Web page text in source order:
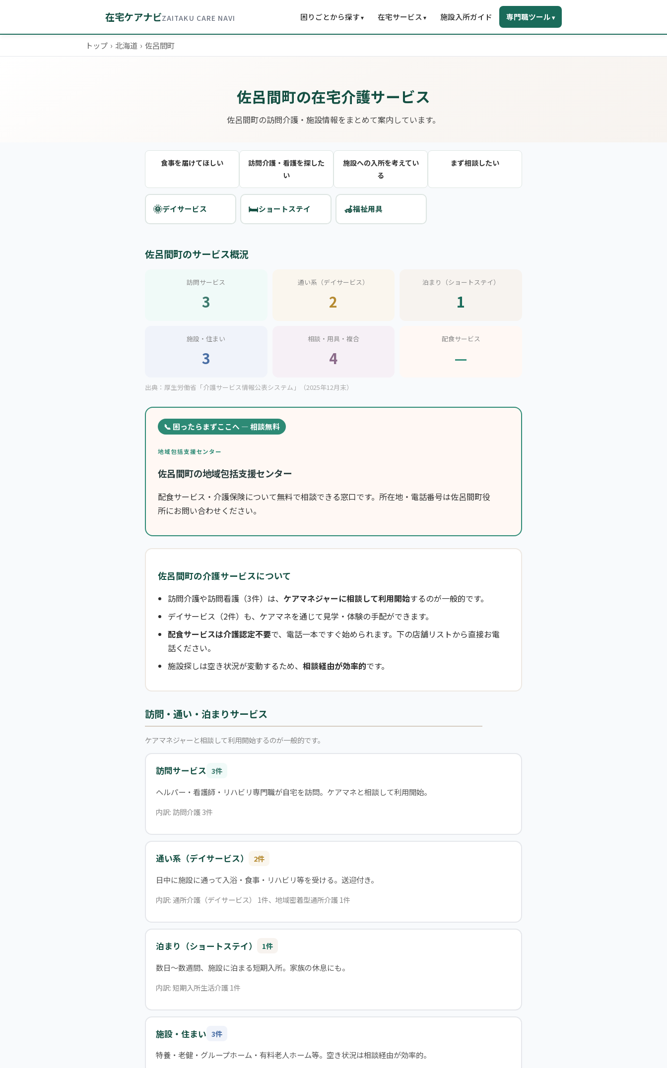
在宅ケアナビZAITAKU CARE NAVI 困りごとから探す▾ 在宅サービス ▾ 施設入所ガイド 専門職ツール▾
トップ › 北海道 › 佐呂間町
佐呂間町の在宅介護サービス
佐呂間町の訪問介護・施設情報をまとめて案内しています。
食事を届けてほしい
訪問介護・看護を探した
い
施設への入所を考えてい
る
まず相談したい
🌞デイサービス 🛏️ショートステイ 🦽福祉用具
佐呂間町のサービス概況
訪問サービス
3
通い系（デイサービス）
2
泊まり（ショートステイ）
1
施設・住まい
3
相談・用具・複合
4
配食サービス
—
出典：厚生労働省「介護サービス情報公表システム」（2025年12月末）
📞 困ったらまずここへ — 相談無料
地域包括支援センター
佐呂間町の地域包括支援センター
配食サービス・介護保険について無料で相談できる窓口です。所在地・電話番号は佐呂間町役
所にお問い合わせください。
佐呂間町の介護サービスについて
訪問介護や訪問看護（3件）は、 ケアマネジャーに相談して利用開始するのが一般的です。
デイサービス（2件）も、ケアマネを通じて見学・体験の手配ができます。
配食サービスは介護認定不要で、電話一本ですぐ始められます。下の店舗リストから直接お電
話ください。
施設探しは空き状況が変動するため、 相談経由が効率的です。
訪問・通い・泊まりサービス
ケアマネジャーと相談して利用開始するのが一般的です。
訪問サービス 3件
ヘルパー・看護師・リハビリ専門職が自宅を訪問。ケアマネと相談して利用開始。
内訳: 訪問介護 3件
通い系（デイサービス） 2件
日中に施設に通って入浴・食事・リハビリ等を受ける。送迎付き。
内訳: 通所介護（デイサービス） 1件、地域密着型通所介護 1件
泊まり（ショートステイ） 1件
数日〜数週間、施設に泊まる短期入所。家族の休息にも。
内訳: 短期入所生活介護 1件
施設・住まい 3件
特養・老健・グループホーム・有料老人ホーム等。空き状況は相談経由が効率的。